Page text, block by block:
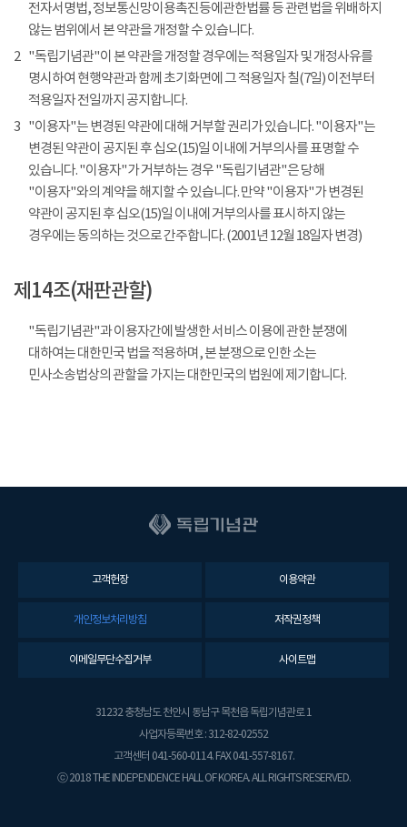
전자서명법, 정보통신망이용촉진등에관한법률 등 관련법을 위배하지
않는 범위에서 본 약관을 개정할 수 있습니다.
2 "독립기념관"이 본 약관을 개정할 경우에는 적용일자 및 개정사유를
명시하여 현행약관과 함께 초기화면에 그 적용일자 칠(7일) 이전부터
적용일자 전일까지 공지합니다.
3 "이용자"는 변경된 약관에 대해 거부할 권리가 있습니다. "이용자"는
변경된 약관이 공지된 후 십오(15)일 이내에 거부의사를 표명할 수
있습니다. "이용자"가 거부하는 경우 "독립기념관"은 당해
"이용자"와의 계약을 해지할 수 있습니다. 만약 "이용자"가 변경된
약관이 공지된 후 십오(15)일 이내에 거부의사를 표시하지 않는
경우에는 동의하는 것으로 간주합니다. (2001년 12월 18일자 변경)
제14조(재판관할)
"독립기념관"과 이용자간에 발생한 서비스 이용에 관한 분쟁에
대하여는 대한민국 법을 적용하며, 본 분쟁으로 인한 소는
민사소송법상의 관할을 가지는 대한민국의 법원에 제기합니다.
고객헌장 이용약관
개인정보처리방침 저작권정책
이메일무단수집거부 사이트맵
31232 충청남도 천안시 동남구 목천읍 독립기념관로 1
사업자등록번호 : 312-82-02552
고객센터 041-560-0114. FAX 041-557-8167.
ⓒ 2018 THE INDEPENDENCE HALL OF KOREA. ALL RIGHTS RESERVED.